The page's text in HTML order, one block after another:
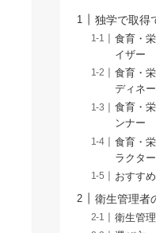
独学で取得
食育・
イザー
食育・
ディネ
食育・
ンナー
食育・
ラクター
おすす
衛生管理者
衛生管